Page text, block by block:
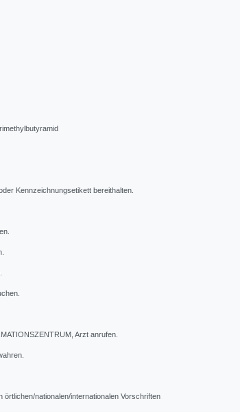
Kennzeichnungsetikett bereithalten.
Arzt anrufen.
nationalen/internationalen Vorschriften